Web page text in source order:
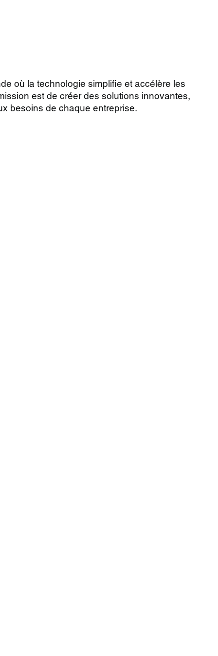
où la technologie simplifie et accélère les
est de créer des solutions innovantes,
besoins de chaque entreprise.